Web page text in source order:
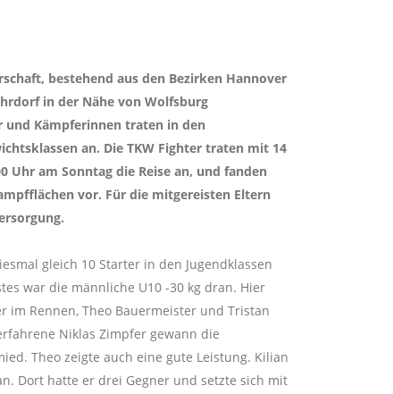
bestehend aus den Bezirken Hannover
in der Nähe von Wolfsburg
und Kämpferinnen traten in den
an. Die TKW Fighter traten mit 14
Uhr am Sonntag die Reise an, und fanden
vor. Für die mitgereisten Eltern
gleich 10 Starter in den Jugendklassen
war die männliche U10 -30 kg dran. Hier
im Rennen, Theo Bauermeister und Tristan
Niklas Zimpfer gewann die
Theo zeigte auch eine gute Leistung. Kilian
Dort hatte er drei Gegner und setzte sich mit